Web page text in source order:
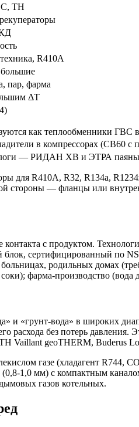
ТН
R410A
пар, фарма
ΔT
как теплообменники ГВС
в компрессорах
— РИДАН XB и ЭТРА
для R410A, R32, R134a,
стороны — фланцы или
с продуктом.
сертифицированный по
родильных домах
фарма-производство
и «грунт-вода» в широких
расхода без потерь
geoTHERM, Buderus
газе (хладагент R744,
1,0 мм) с компактным
газов котельных.